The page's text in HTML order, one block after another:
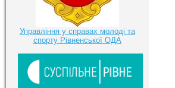
Управління у справах молоді та
спорту Рівненської ОДА